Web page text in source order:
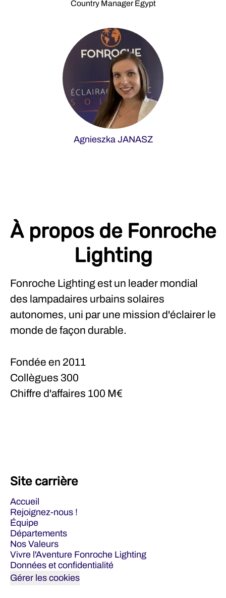
Country Manager Egypt
Agnieszka JANASZ
À propos de Fonroche
Lighting
Fonroche Lighting est un leader mondial
des lampadaires urbains solaires
autonomes, uni par une mission d'éclairer le
monde de façon durable.
Fondée en 2011
Collègues 300
Chiffre d'affaires 100 M€
Site carrière
Accueil
Rejoignez-nous !
Équipe
Départements
Nos Valeurs
Vivre l'Aventure Fonroche Lighting
Données et confidentialité
Gérer les cookies